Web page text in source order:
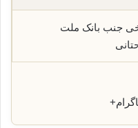
جنب بانک ملت
+